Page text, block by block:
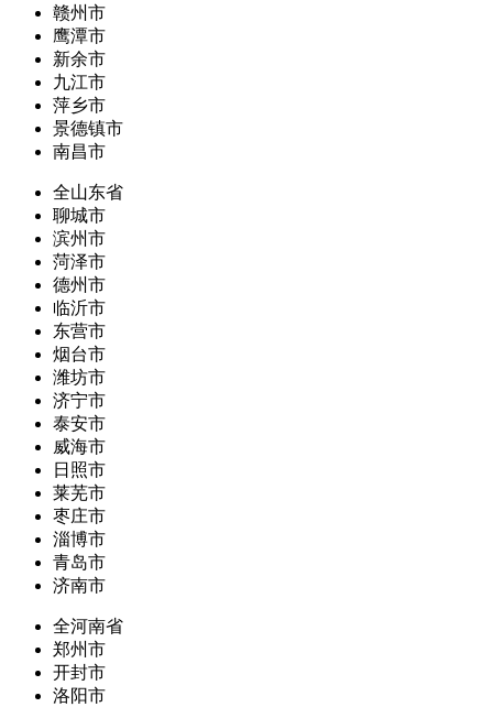
赣州市
鹰潭市
新余市
九江市
萍乡市
景德镇市
南昌市
全山东省
聊城市
滨州市
菏泽市
德州市
临沂市
东营市
烟台市
潍坊市
济宁市
泰安市
威海市
日照市
莱芜市
枣庄市
淄博市
青岛市
济南市
全河南省
郑州市
开封市
洛阳市